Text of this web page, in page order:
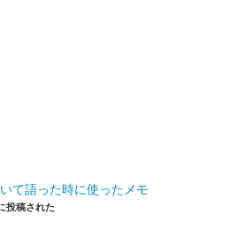
て語った時に使ったメモ
投稿された